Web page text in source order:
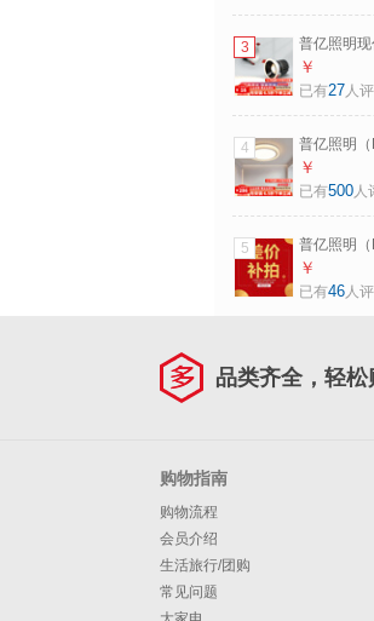
45cm 三色
3
普亿照明
铝材筒灯射
色变光led
开孔7.5cm
源
￥
已有27人
4
普亿照明（
客厅灯简约
顶灯卧室餐
圆直径
壁控) 三色
￥
已有500人
5
普亿照明（
差价服务链
系客服确定
￥
已有46人
品类齐全，轻松
购物指南
购物流程
会员介绍
生活旅行/团购
常见问题